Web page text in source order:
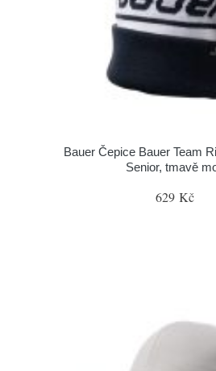
Bauer Čepice Bauer Team
Senior, tmavě
629 Kč